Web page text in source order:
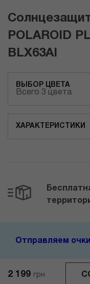
POLAROID
BLX63AI
ВЫБОР ЦВЕТА
Всего 3 цвета
ХАРАКТЕРИСТИКИ
2 199 грн
Отправляем